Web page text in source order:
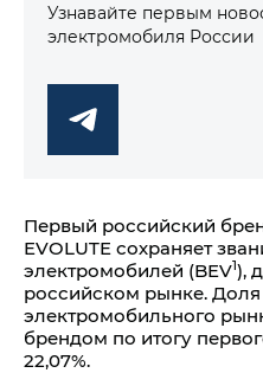
Узнавайте первым
электромобиля России
Первый российский
EVOLUTE сохраняет
электромобилей (BEV1),
российском рынке. Доля
электромобильного
брендом по итогу
22,07%.